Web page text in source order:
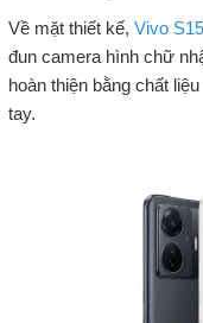
Về mặt thiết kế, Vivo
đun camera hình chữ
hoàn thiện bằng chất
tay.